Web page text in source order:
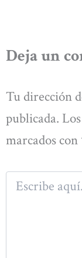
Deja un
Tu dirección
publicada.
marcados con
Escribe
aquí...